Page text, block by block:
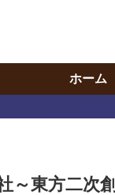
ホーム
～東方二